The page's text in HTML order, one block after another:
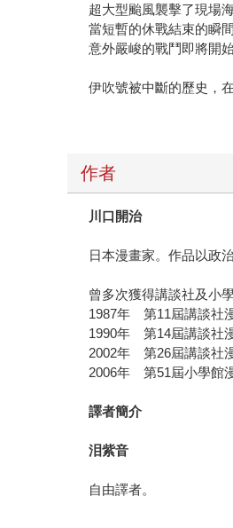
超大型颱風襲擊了現場海
當短暫的休戰結束的瞬間
意外嚴峻的戰鬥即將開
伊吹號被中斷的歷史，
作者
川口開治
日本漫畫家。作品以政
曾多次獲得講談社及小
1987年 第11屆講談社
1990年 第14屆講談社
2002年 第26屆講談社
2006年 第51屆小學館
譯者簡介
泪紫音
自由譯者。